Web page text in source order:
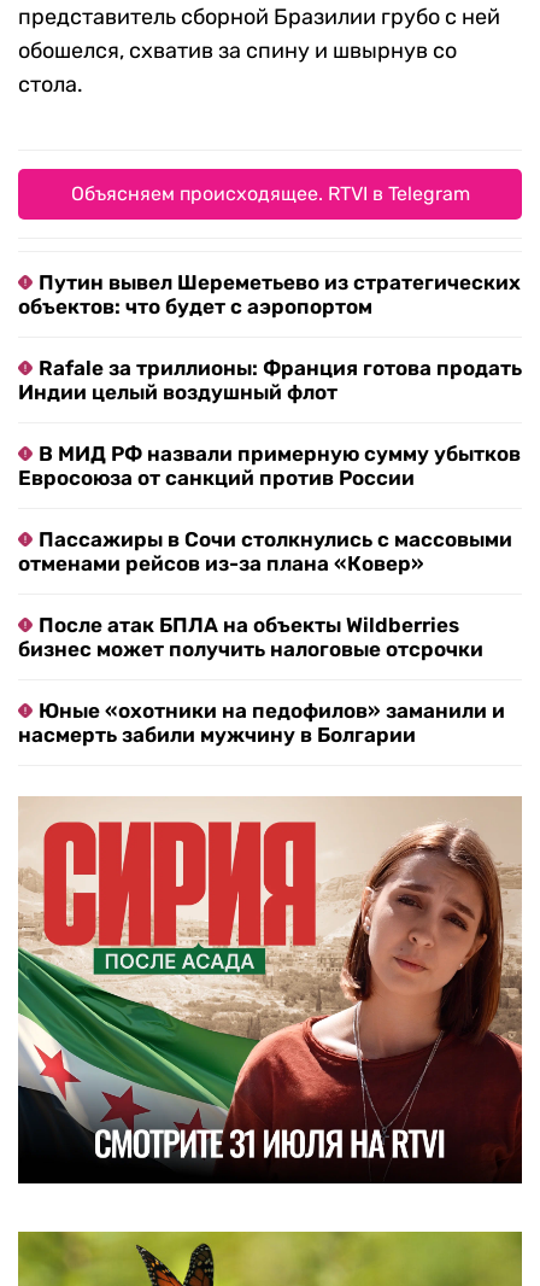
представитель сборной Бразилии грубо с ней
обошелся, схватив за спину и швырнув со
стола.
Объясняем происходящее. RTVI в Telegram
Путин вывел Шереметьево из стратегических
объектов: что будет с аэропортом
Rafale за триллионы: Франция готова продать
Индии целый воздушный флот
В МИД РФ назвали примерную сумму убытков
Евросоюза от санкций против России
Пассажиры в Сочи столкнулись с массовыми
отменами рейсов из-за плана «Ковер»
После атак БПЛА на объекты Wildberries
бизнес может получить налоговые отсрочки
Юные «охотники на педофилов» заманили и
насмерть забили мужчину в Болгарии